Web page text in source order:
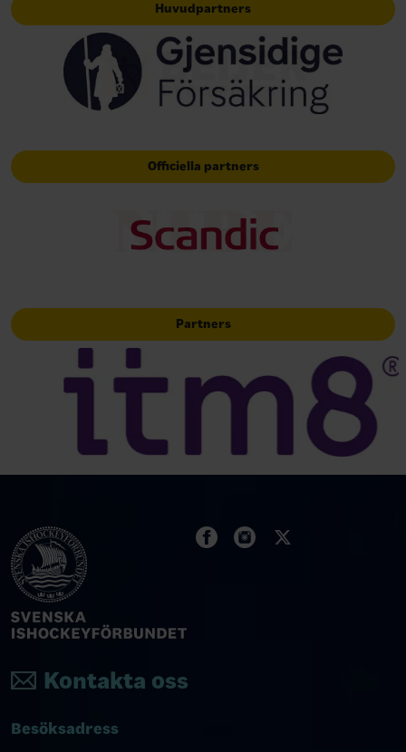
Huvudpartners
Officiella partners
Partners
Kontakta oss
Besöksadress